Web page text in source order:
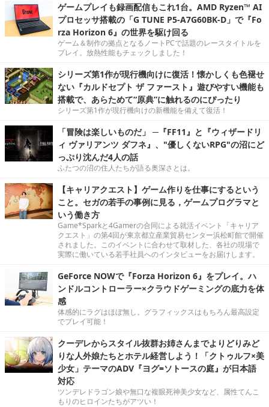
ゲームプレイも録画配信もこれ1台。AMD Ryzen™ AI
プロセッサ搭載の「G TUNE P5-A7G60BK-D」で『Fo
rza Horizon 6』の世界を駆け回る
ゲーム＆制作の拠点となるノートPCで話題のレースタイトルを
プレイ。放熱性能もチェックしました！
シリーズ第1作が現行機向けに復活！懐かしくも色褪せ
ない『カルドセプト ザ ファースト』遊びやすい機能も
搭載で、あらためて“原典”に触れるのにぴったり
シリーズ第1作が現行機向けの新機能を備えて復活！
「冒険は楽しいものだ」 ─『FF11』と『ウィザードリ
ィ ヴァリアンツ ダフネ』、"優しくないRPG"の沼にど
っぷり沈んだ4人の話
ふたつの沼の住人たちが語る奥深さとは。
【キャリアクエスト】ゲーム作りを仕事にするという
こと。セガの若手の事例に見る，ゲームプログラマと
いう働き方
Game*Sparkと4Gamerの合同による就活イベント「キャリア
クエスト」の第4回が東京都立産業貿易センター浜松町館で開催
されました。このイベントに合わせて取材した、各社の現場で
実際に働いている若手社員へのインタビューをお届けします。
GeForce NOWで『Forza Horizon 6』をプレイ。ハ
ンドルコントローラー×クラウドゲーミングの底力を体
感
体感的にラグはほぼ無し。グラフィックスはもちろん最高設定
でプレイ可能！
クーデレからスタイル抜群お姉さんまでよりどりみど
りな人外娘たちとホテル経営しよう！「クトゥルフ×美
少女」テーマのADV『ヨグ=ソトースの庭』が日本語
対応
ツンデレドラゴン娘や無口な複眼死神美少女など、属性てんこ
もりのヒロインたちがアツい！